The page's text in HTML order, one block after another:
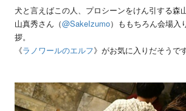
犬と言えばこの人、プロシーンをけん引する森
山真秀さん（@SakeIzumo）ももちろん会場入
拶。
《ラノワールのエルフ》がお気に入りだそうです